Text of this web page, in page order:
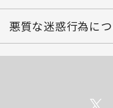
悪質な迷惑行為に